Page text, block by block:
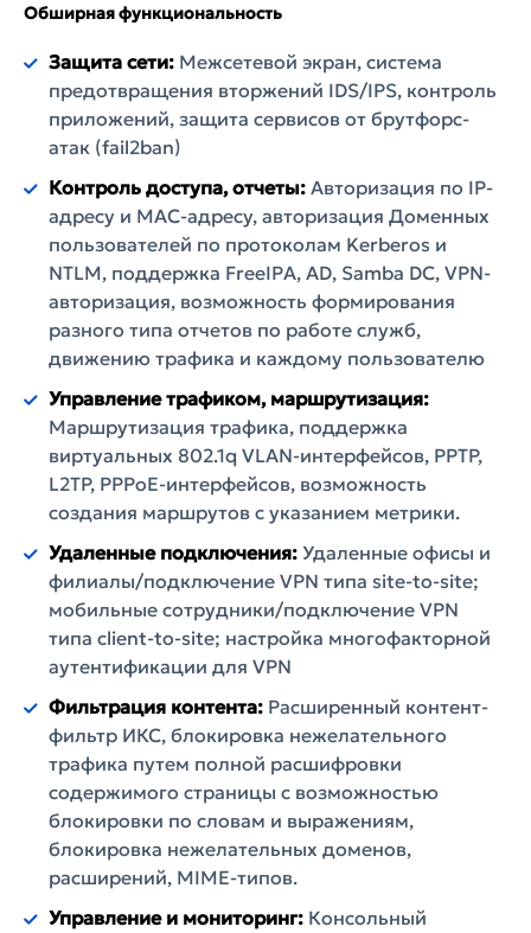
Обширная функциональность
Защита сети:Межсетевой экран, система
предотвращения вторжений IDS/IPS, контроль
приложений, защита сервисов от брутфорс-
атак (fail2ban)
Контроль доступа, отчеты:Авторизация по IP-
адресу и MAC-адресу, авторизация Доменных
пользователей по протоколам Kerberos и
NTLM, поддержка FreeIPA, AD, Samba DC, VPN-
авторизация, возможность формирования
разного типа отчетов по работе служб,
движению трафика и каждому пользователю
Управление трафиком, маршрутизация:
Маршрутизация трафика, поддержка
виртуальных 802.1q VLAN-интерфейсов, PPTP,
L2TP, PPPoE-интерфейсов, возможность
создания маршрутов с указанием метрики.
Удаленные подключения:Удаленные офисы и
филиалы/подключение VPN типа site-to-site;
мобильные сотрудники/подключение VPN
типа client-to-site; настройка многофакторной
аутентификации для VPN
Фильтрация контента:Расширенный контент-
фильтр ИКС, блокировка нежелательного
трафика путем полной расшифровки
содержимого страницы с возможностью
блокировки по словам и выражениям,
блокировка нежелательных доменов,
расширений, MIME-типов.
Управление и мониторинг:Консольный